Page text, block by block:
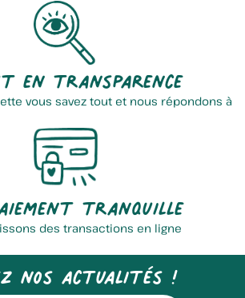
en transparence
vous savez tout et nous répondons à
tranquille
des transactions en ligne
nos actualités !